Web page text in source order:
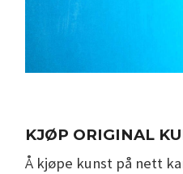
KJØP ORIGINAL
Å kjøpe kunst på nett